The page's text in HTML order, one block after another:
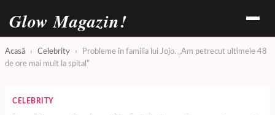
Glow Magazin!
Acasă › Celebrity ›
Probleme în familia lui Jojo. „Am petrecut ultimele 48
de ore mai mult la spital”
CELEBRITY